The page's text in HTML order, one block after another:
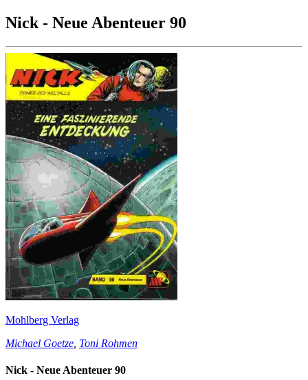
Nick - Neue Abenteuer 90
Mohlberg Verlag
Michael Goetze Toni Rohmen
Nick - Neue Abenteuer 90